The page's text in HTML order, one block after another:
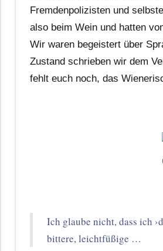
Fremdenpolizisten und
also beim Wein und hatten
Wir waren begeistert über
Zustand schrieben wir dem
fehlt euch noch, das
Ich glaube nicht, dass ich
bittere, leichtfüßige …